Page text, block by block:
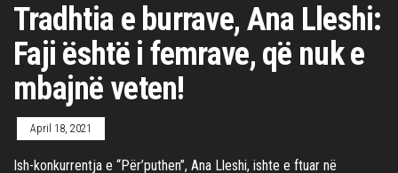
Tradhtia e burrave, Ana Lleshi:
Faji është i femrave, që nuk e
mbajnë veten!
April 18, 2021
Ish-konkurrentja e “Për’puthen”, Ana Lleshi, ishte e ftuar në